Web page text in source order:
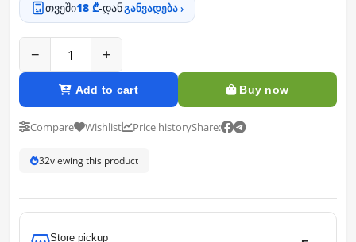
თვეში18 ₾-დანგანვადება ›
− +
Add to cart Buy now
Compare Wishlist Price historyShare:
32viewing this product
Store pickup